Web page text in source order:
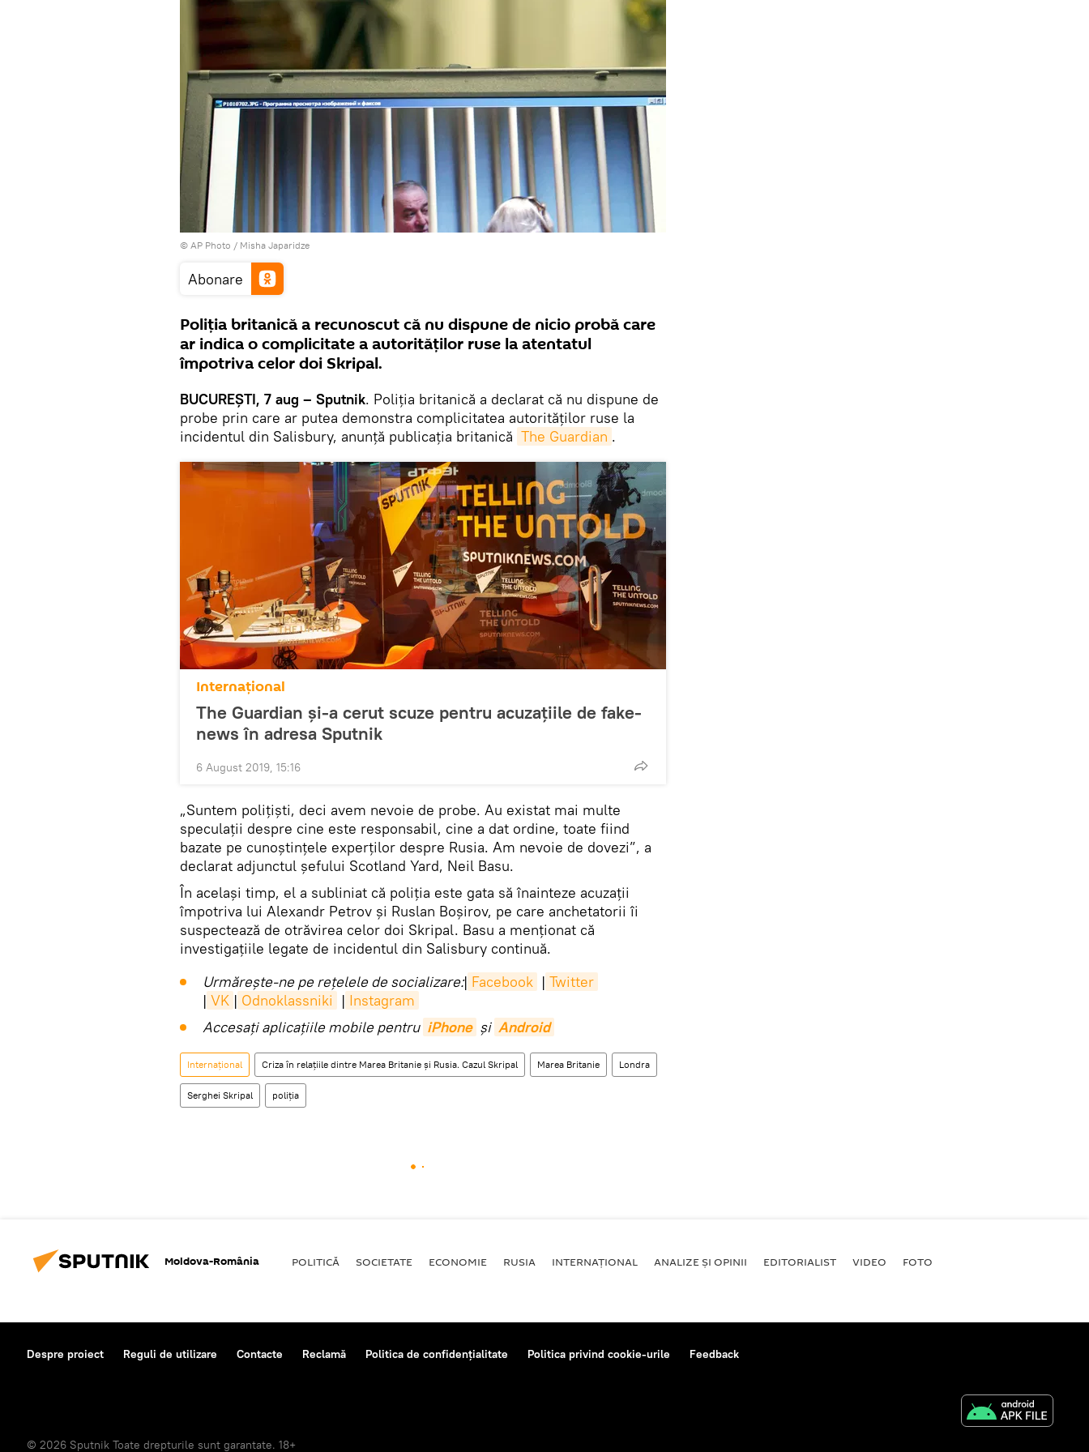
© AP Photo / Misha Japaridze
Abonare
Poliția britanică a recunoscut că nu dispune de nicio probă care
ar indica o complicitate a autorităților ruse la atentatul
împotriva celor doi Skripal.
BUCUREȘTI, 7 aug – Sputnik. Poliția britanică a declarat că nu dispune de
probe prin care ar putea demonstra complicitatea autorităților ruse la
incidentul din Salisbury, anunță publicația britanică The Guardian .
Internaţional
The Guardian și-a cerut scuze pentru acuzațiile de fake-
news în adresa Sputnik
6 August 2019, 15:16
„Suntem polițiști, deci avem nevoie de probe. Au existat mai multe
speculații despre cine este responsabil, cine a dat ordine, toate fiind
bazate pe cunoștințele experților despre Rusia. Am nevoie de dovezi”, a
declarat adjunctul șefului Scotland Yard, Neil Basu.
În același timp, el a subliniat că poliția este gata să înainteze acuzații
împotriva lui Alexandr Petrov și Ruslan Boșirov, pe care anchetatorii îi
suspectează de otrăvirea celor doi Skripal. Basu a menționat că
investigațiile legate de incidentul din Salisbury continuă.
Urmărește-ne pe rețelele de socializare:| Facebook | Twitter
| VK | Odnoklassniki | Instagram
Accesaţi aplicaţiile mobile pentru iPhone și Android
Internaţional Criza în relațiile dintre Marea Britanie și Rusia. Cazul Skripal Marea Britanie Londra
Serghei Skripal poliția
Moldova-România POLITICĂ SOCIETATE ECONOMIE RUSIA INTERNAŢIONAL ANALIZE ȘI OPINII EDITORIALIST VIDEO FOTO
Despre proiect Reguli de utilizare Contacte Reclamă Politica de confidențialitate Politica privind cookie-urile Feedback
© 2026 Sputnik Toate drepturile sunt garantate. 18+